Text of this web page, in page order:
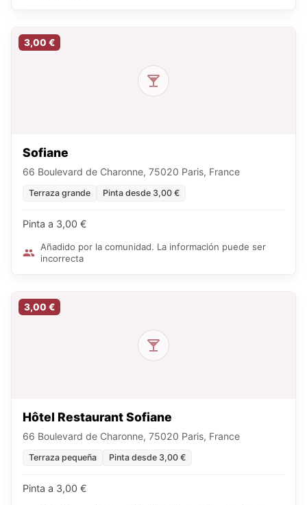
3,00 €
Sofiane
66 Boulevard de Charonne, 75020 Paris, France
Terraza grande Pinta desde 3,00 €
Pinta a 3,00 €
Añadido por la comunidad. La información puede ser
incorrecta
3,00 €
Hôtel Restaurant Sofiane
66 Boulevard de Charonne, 75020 Paris, France
Terraza pequeña Pinta desde 3,00 €
Pinta a 3,00 €